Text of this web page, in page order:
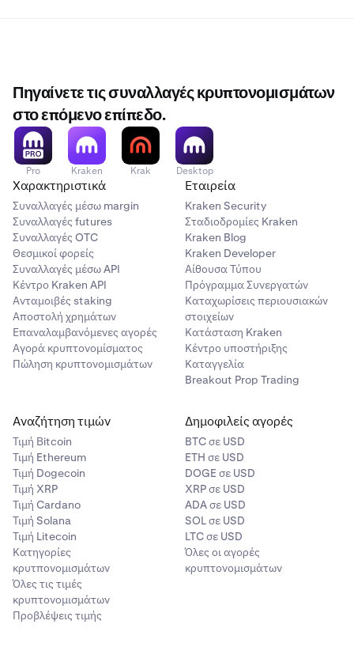
Πηγαίνετε τις συναλλαγές κρυπτονομισμάτων
στο επόμενο επίπεδο.
Pro Kraken Krak Desktop
Χαρακτηριστικά
Συναλλαγές μέσω margin
Συναλλαγές futures
Συναλλαγές OTC
Θεσμικοί φορείς
Συναλλαγές μέσω API
Κέντρο Kraken API
Ανταμοιβές staking
Αποστολή χρημάτων
Επαναλαμβανόμενες αγορές
Αγορά κρυπτονομίσματος
Πώληση κρυπτονομισμάτων
Εταιρεία
Kraken Security
Σταδιοδρομίες Kraken
Kraken Blog
Kraken Developer
Αίθουσα Τύπου
Πρόγραμμα Συνεργατών
Καταχωρίσεις περιουσιακών
στοιχείων
Κατάσταση Kraken
Κέντρο υποστήριξης
Καταγγελία
Breakout Prop Trading
Αναζήτηση τιμών
Τιμή Βitcoin
Τιμή Ethereum
Τιμή Dogecoin
Τιμή XRP
Τιμή Cardano
Τιμή Solana
Τιμή Litecoin
Κατηγορίες
κρυτπονομισμάτων
Όλες τις τιμές
κρυπτονομισμάτων
Προβλέψεις τιμής
Δημοφιλείς αγορές
BTC σε USD
ETH σε USD
DOGE σε USD
XRP σε USD
ADA σε USD
SOL σε USD
LTC σε USD
Όλες οι αγορές
κρυπτονομισμάτων